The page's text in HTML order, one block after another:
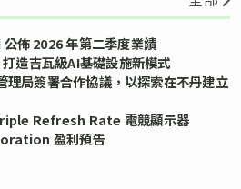
2026 年第二季度業績
造吉瓦級AI基礎設施新模式
局簽署合作協議，以探索在不丹建立
Refresh Rate 電競顯示器
盈利預告